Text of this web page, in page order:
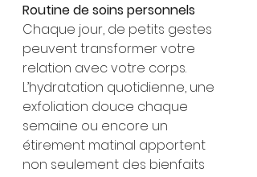
Routine de soins personnels
Chaque jour, de petits gestes
peuvent transformer votre
relation avec votre corps.
L’hydratation quotidienne, une
exfoliation douce chaque
semaine ou encore un
étirement matinal apportent
non seulement des bienfaits